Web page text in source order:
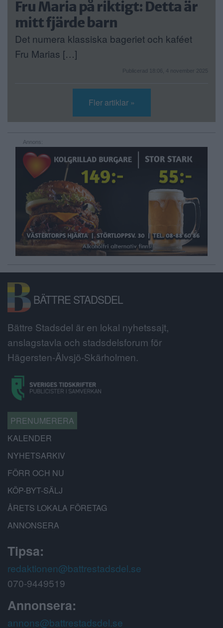
Fru Maria på riktigt: Detta är
mitt fjärde barn
Det numera klassiska bageriet och kaféet
Fru Marias […]
Publicerad 18:06, 4 november 2025
Fler artiklar »
Annons:
BÄTTRE STADSDEL
Bättre Stadsdel är en lokal nyhetssajt,
anslagstavla och stadsdelsforum för
Hägersten-Älvsjö-Skärholmen.
PRENUMERERA
KALENDER
NYHETSARKIV
FÖRR OCH NU
KÖP-BYT-SÄLJ
ÅRETS LOKALA FÖRETAG
ANNONSERA
Tipsa:
redaktionen@battrestadsdel.se
070-9449519
Annonsera:
annons@battrestadsdel.se